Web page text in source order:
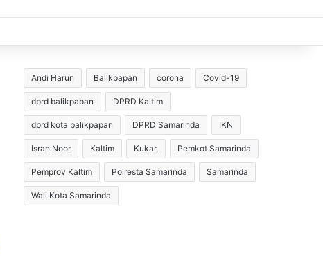
Andi Harun Balikpapan corona Covid-19
dprd balikpapan DPRD Kaltim
dprd kota balikpapan DPRD Samarinda IKN
Isran Noor Kaltim Kukar, Pemkot Samarinda
Pemprov Kaltim Polresta Samarinda Samarinda
Wali Kota Samarinda